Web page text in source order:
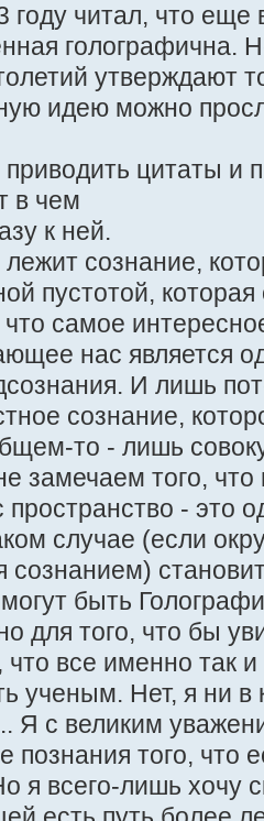
году читал, что еще
голографична.
утверждают
идею можно
цитаты и
в чем
к ней.
сознание,
пустотой, которая
самое
нас является
И лишь
сознание,
то - лишь
замечаем того,
- это
случае (если
сознанием)
быть
для того, что бы
что все именно так
ученым. Нет, я ни в
Я с великим
познания того, что
я всего-лишь хочу